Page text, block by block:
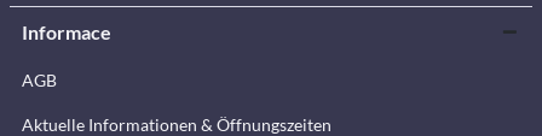
Informace
AGB
Aktuelle Informationen & Öffnungszeiten